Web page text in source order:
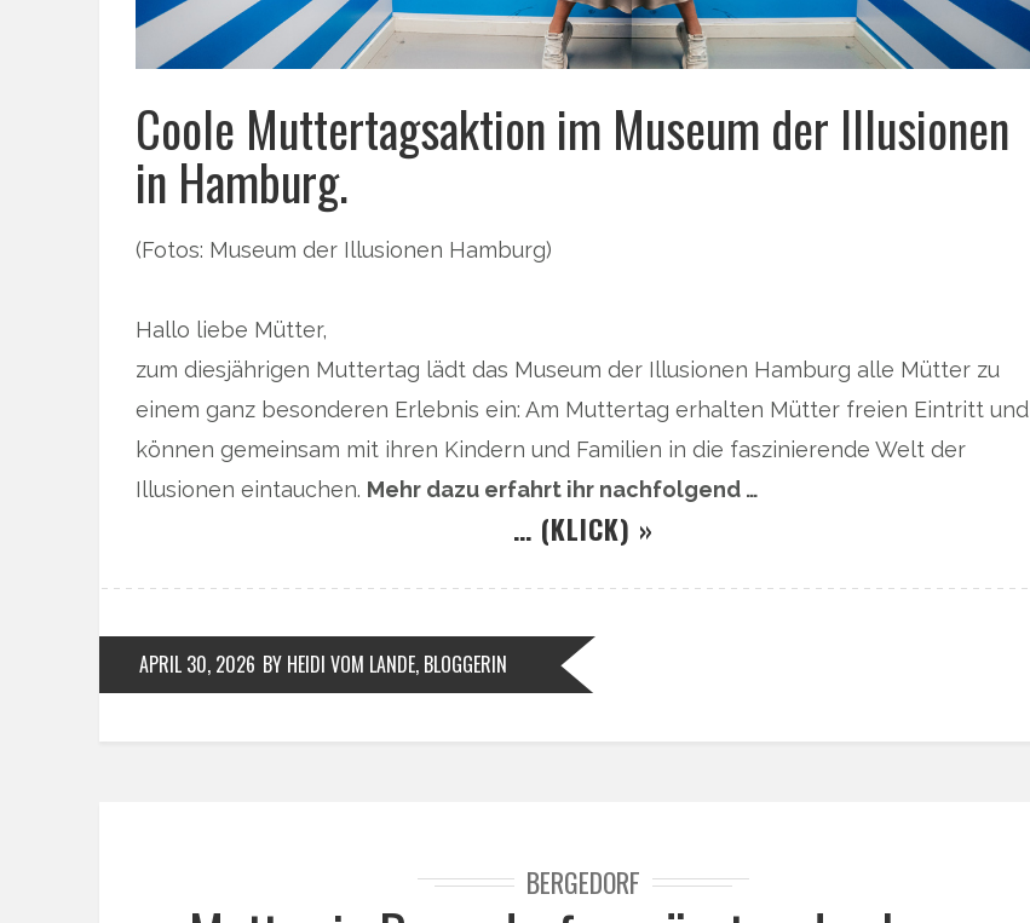
Coole Muttertagsaktion im Museum der Illusionen
in Hamburg.
(Fotos: Museum der Illusionen Hamburg)
Hallo liebe Mütter,
zum diesjährigen Muttertag lädt das Museum der Illusionen Hamburg alle Mütter zu
einem ganz besonderen Erlebnis ein: Am Muttertag erhalten Mütter freien Eintritt und
können gemeinsam mit ihren Kindern und Familien in die faszinierende Welt der
Illusionen eintauchen. Mehr dazu erfahrt ihr nachfolgend …
… (KLICK) »
APRIL 30, 2026 BY HEIDI VOM LANDE, BLOGGERIN
BERGEDORF